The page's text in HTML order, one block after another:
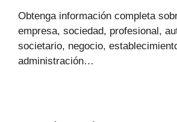
Obtenga información completa
empresa, sociedad, profesional,
societario, negocio,
administración…